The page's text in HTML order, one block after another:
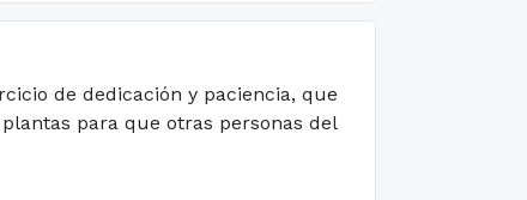
de dedicación y paciencia, que
para que otras personas del